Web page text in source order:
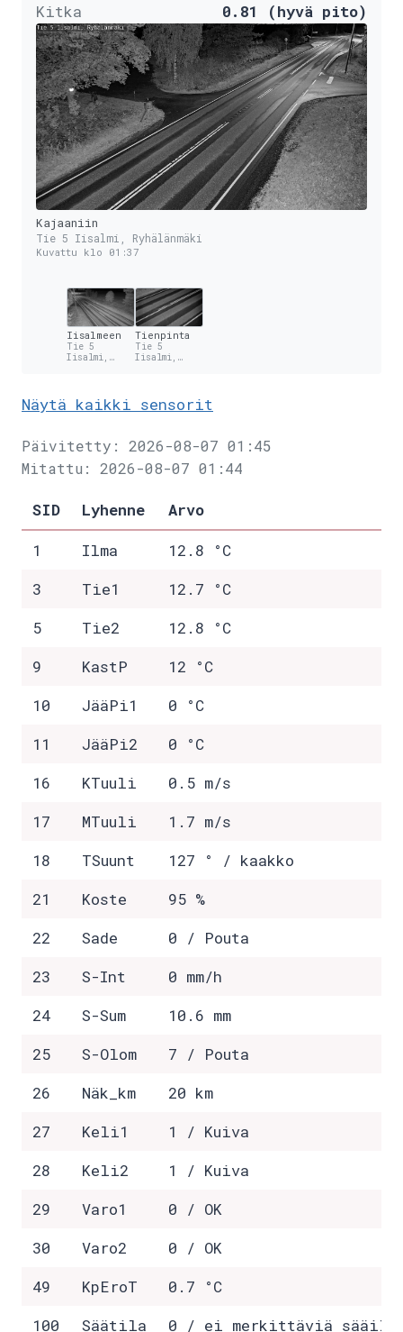
Kitka
0.81 (hyvä pito)
Kajaaniin
Tie 5 Iisalmi, Ryhälänmäki
Kuvattu klo 01:37
Iisalmeen
Tie 5
Iisalmi,
Tienpinta
Tie 5
Iisalmi,
Näytä kaikki sensorit
Päivitetty: 2026-08-07 01:45
Mitattu: 2026-08-07 01:44
SID Lyhenne
Arvo
1
Ilma
12.8 °C
3
Tie1
12.7 °C
5
Tie2
12.8 °C
9
KastP
12 °C
10
JääPi1
0 °C
11
JääPi2
0 °C
16
KTuuli
0.5 m/s
17
MTuuli
1.7 m/s
18
TSuunt
127 ° / kaakko
21
Koste
95 %
22
Sade
0 / Pouta
23
S-Int
0 mm/h
24
S-Sum
10.6 mm
25
S-Olom
7 / Pouta
26
Näk_km
20 km
27
Keli1
1 / Kuiva
28
Keli2
1 / Kuiva
29
Varo1
0 / OK
30
Varo2
0 / OK
49
KpEroT
0.7 °C
100
Säätila 0 / ei merkittäviä